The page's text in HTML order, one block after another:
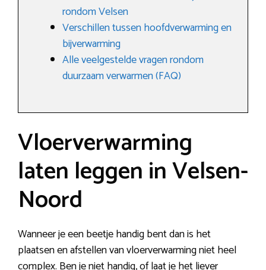
rondom Velsen
Verschillen tussen hoofdverwarming en
bijverwarming
Alle veelgestelde vragen rondom
duurzaam verwarmen (FAQ)
Vloerverwarming
laten leggen in Velsen-
Noord
Wanneer je een beetje handig bent dan is het
plaatsen en afstellen van vloerverwarming niet heel